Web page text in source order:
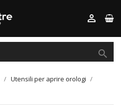


Utensili per aprire orologi